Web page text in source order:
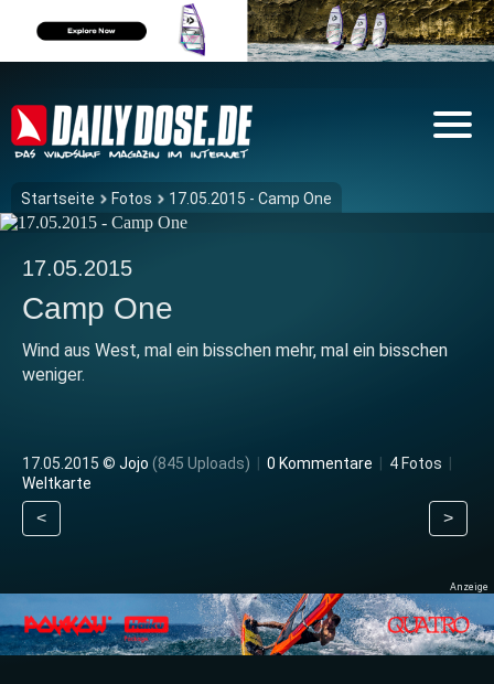
Startseite Fotos 17.05.2015 - Camp One
17.05.2015
Camp One
Wind aus West, mal ein bisschen mehr, mal ein bisschen
weniger.
17.05.2015 © Jojo (845 Uploads) 0 Kommentare 4 Fotos
Weltkarte
< >